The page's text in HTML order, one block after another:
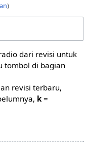
)
dari revisi untuk
tombol di bagian
revisi terbaru,
k=